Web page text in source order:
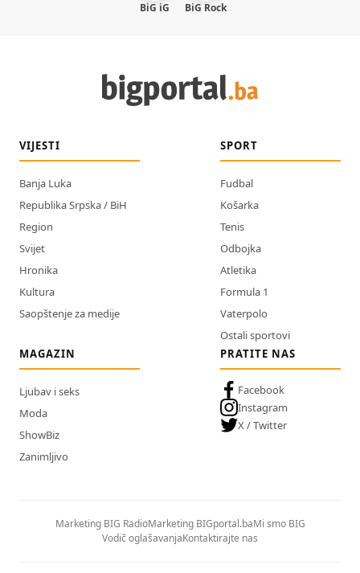
BiG iG BiG Rock
VIJESTI
Banja Luka
Republika Srpska / BiH
Region
Svijet
Hronika
Kultura
Saopštenje za medije
SPORT
Fudbal
Košarka
Tenis
Odbojka
Atletika
Formula 1
Vaterpolo
Ostali sportovi
MAGAZIN
Ljubav i seks
Moda
ShowBiz
Zanimljivo
PRATITE NAS
Facebook
Instagram
X / Twitter
Marketing BIG RadioMarketing BIGportal.baMi smo BIG
Vodič oglašavanjaKontaktirajte nas